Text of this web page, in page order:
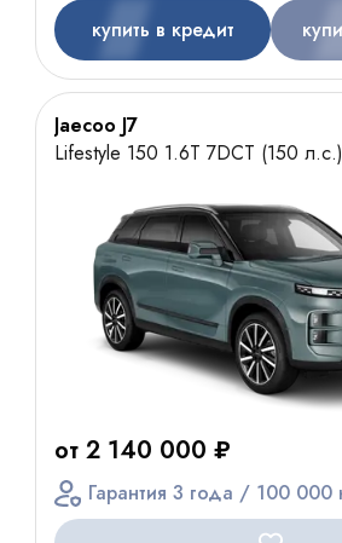
купить в кредит
Jaecoo J7
Lifestyle 150 1.6T 7DCT (150
от 2 140 000 ₽
Гарантия 3 года / 100 000